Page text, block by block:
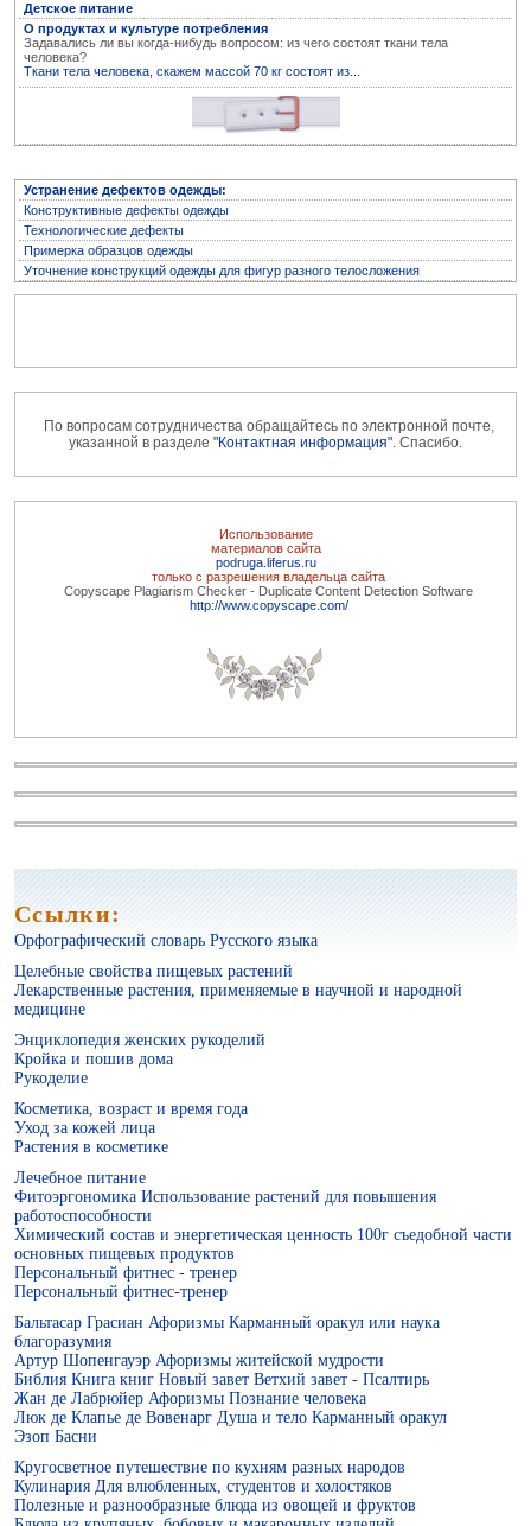
Устранение дефектов одежды
Архив журнала "Здоровье"
Архив журнала "Твоё здоровье"
Целебные свойства пищевых растений
Цветущая косметика
Косметика, возраст и время года
Детское питание
О продуктах и культуре потребления
Задавались ли вы когда-нибудь вопросом: из чего состоят ткани тела
человека?
Ткани тела человека, скажем массой 70 кг состоят из...
Устранение дефектов одежды:
Конструктивные дефекты одежды
Технологические дефекты
Примерка образцов одежды
Уточнение конструкций одежды для фигур разного телосложения
По вопросам сотрудничества обращайтесь по электронной почте,
указанной в разделе "Контактная информация". Спасибо.
Использование
материалов сайта
podruga.liferus.ru
только с разрешения владельца сайта
Copyscape Plagiarism Checker - Duplicate Content Detection Software
http://www.copyscape.com/
Ссылки:
Орфографический словарь Русского языка
Целебные свойства пищевых растений
Лекарственные растения, применяемые в научной и народной
медицине
Энциклопедия женских рукоделий
Кройка и пошив дома
Рукоделие
Косметика, возраст и время года
Уход за кожей лица
Растения в косметике
Лечебное питание
Фитоэргономика Использование растений для повышения
работоспособности
Химический состав и энергетическая ценность 100г съедобной части
основных пищевых продуктов
Персональный фитнес - тренер
Персональный фитнес-тренер
Бальтасар Грасиан Афоризмы Карманный оракул или наука
благоразумия
Артур Шопенгауэр Афоризмы житейской мудрости
Библия Книга книг Новый завет Ветхий завет - Псалтирь
Жан де Лабрюйер Афоризмы Познание человека
Люк де Клапье де Вовенарг Душа и тело Карманный оракул
Эзоп Басни
Кругосветное путешествие по кухням разных народов
Кулинария Для влюбленных, студентов и холостяков
Полезные и разнообразные блюда из овощей и фруктов